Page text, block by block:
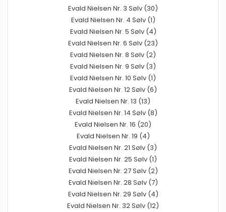
Evald Nielsen Nr. 3 Sølv (30)
Evald Nielsen Nr. 4 Sølv (1)
Evald Nielsen Nr. 5 Sølv (4)
Evald Nielsen Nr. 6 Sølv (23)
Evald Nielsen Nr. 8 Sølv (2)
Evald Nielsen Nr. 9 Sølv (3)
Evald Nielsen Nr. 10 Sølv (1)
Evald Nielsen Nr. 12 Sølv (6)
Evald Nielsen Nr. 13 (13)
Evald Nielsen Nr. 14 Sølv (8)
Evald Nielsen Nr. 16 (20)
Evald Nielsen Nr. 19 (4)
Evald Nielsen Nr. 21 Sølv (3)
Evald Nielsen Nr. 25 Sølv (1)
Evald Nielsen Nr. 27 Sølv (2)
Evald Nielsen Nr. 28 Sølv (7)
Evald Nielsen Nr. 29 Sølv (4)
Evald Nielsen Nr. 32 Sølv (12)